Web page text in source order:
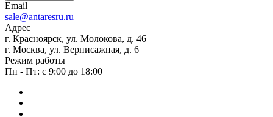
Email
sale@antaresru.ru
Адрес
г. Красноярск, ул. Молокова, д. 46
г. Москва, ул. Вернисажная, д. 6
Режим работы
Пн - Пт: с 9:00 до 18:00